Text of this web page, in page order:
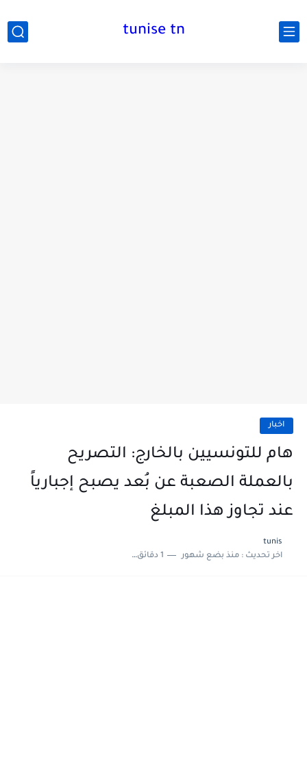
tunise tn
اخبار
هام للتونسيين بالخارج: التصريح
بالعملة الصعبة عن بُعد يصبح إجبارياً
عند تجاوز هذا المبلغ
tunis
اخر تحديث :منذ بضع شهور 1 دقائق للقراءة